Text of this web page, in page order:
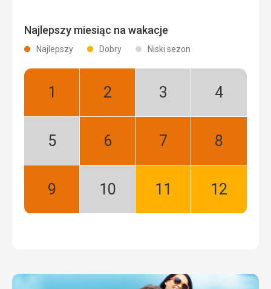
Najlepszy miesiąc na wakacje
Najlepszy Dobry Niski sezon
Styczeń:
Luty:
Marzec:
Kwiecień:
Maj:
Czerwiec:
Lipiec:
Sierpień:
Wrzesień:
Październik:
Listopad:
Grudzień: